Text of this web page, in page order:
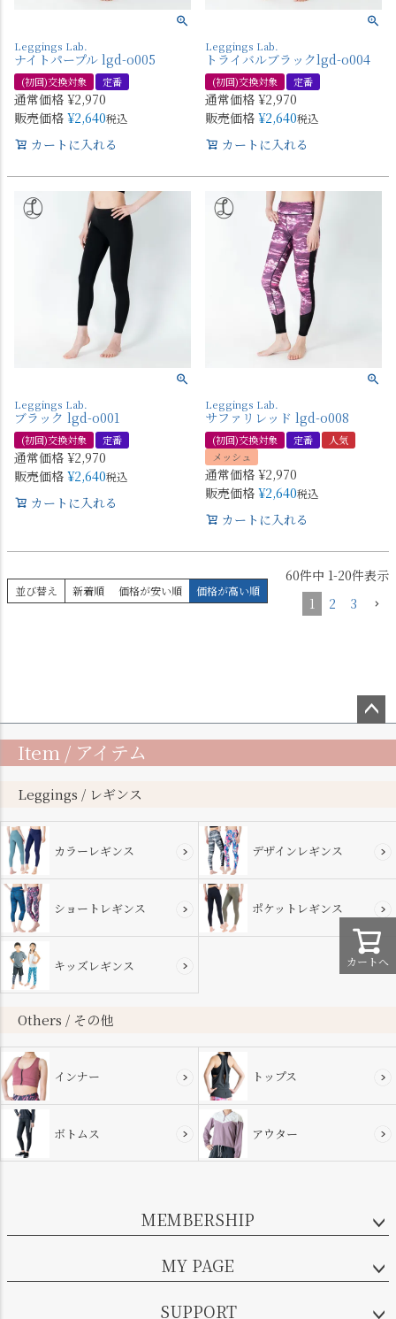
Leggings Lab.
ナイトパープル lgd-o005
(初回)交換対象 定番
通常価格 ¥2,970
販売価格 ¥2,640税込
カートに入れる
Leggings Lab.
トライバルブラックlgd-o004
(初回)交換対象 定番
通常価格 ¥2,970
販売価格 ¥2,640税込
カートに入れる
Leggings Lab.
ブラック lgd-o001
(初回)交換対象 定番
通常価格 ¥2,970
販売価格 ¥2,640税込
カートに入れる
Leggings Lab.
サファリレッド lgd-o008
(初回)交換対象 定番
人気
メッシュ
通常価格 ¥2,970
販売価格 ¥2,640税込
カートに入れる
並び替え 新着順 価格が安い順 価格が高い順
60件中 1-20件表示
1
2 3
カートへ
ップ
Item / アイテム
Leggings / レギンス
カラーレギンス デザインレギンス
ショートレギンス ポケットレギンス
キッズレギンス
Others / その他
インナー トップス
ボトムス アウター
MEMBERSHIP
MY PAGE
SUPPORT